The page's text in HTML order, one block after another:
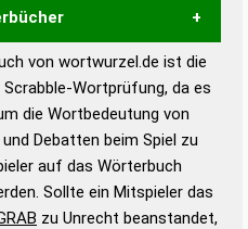
semantischen
Anhaltspunkte zu
und Wortform, um die
Scrabble-Spiel zu
Scrabble-
von wortwurzel.de ist die
Wortprüfung, da es
die Wortbedeutung von
Debatten beim Spiel zu
auf das Wörterbuch
Sollte ein Mitspieler das
zu Unrecht beanstandet,